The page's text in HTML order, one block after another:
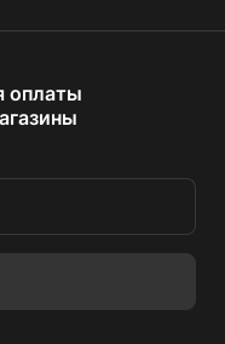
оплаты